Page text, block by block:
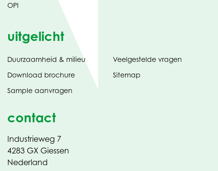
OPI
uitgelicht
Duurzaamheid & milieu
Download brochure(opent
tabblad)
Sample aanvragen
Veelgestelde vragen
Sitemap
contact
Industrieweg 7
4283 GX Giessen
Nederland